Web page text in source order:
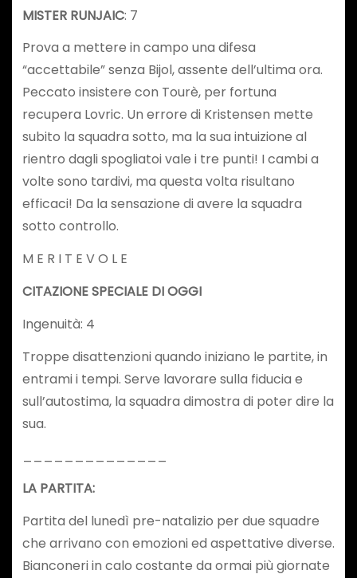
MISTER RUNJAIC: 7
Prova a mettere in campo una difesa
“accettabile” senza Bijol, assente dell’ultima ora.
Peccato insistere con Tourè, per fortuna
recupera Lovric. Un errore di Kristensen mette
subito la squadra sotto, ma la sua intuizione al
rientro dagli spogliatoi vale i tre punti! I cambi a
volte sono tardivi, ma questa volta risultano
efficaci! Da la sensazione di avere la squadra
sotto controllo.
M E R I T E V O L E
CITAZIONE SPECIALE DI OGGI
Ingenuità: 4
Troppe disattenzioni quando iniziano le partite, in
entrami i tempi. Serve lavorare sulla fiducia e
sull’autostima, la squadra dimostra di poter dire la
sua.
LA PARTITA:
Partita del lunedì pre-natalizio per due squadre
che arrivano con emozioni ed aspettative diverse.
Bianconeri in calo costante da ormai più giornate